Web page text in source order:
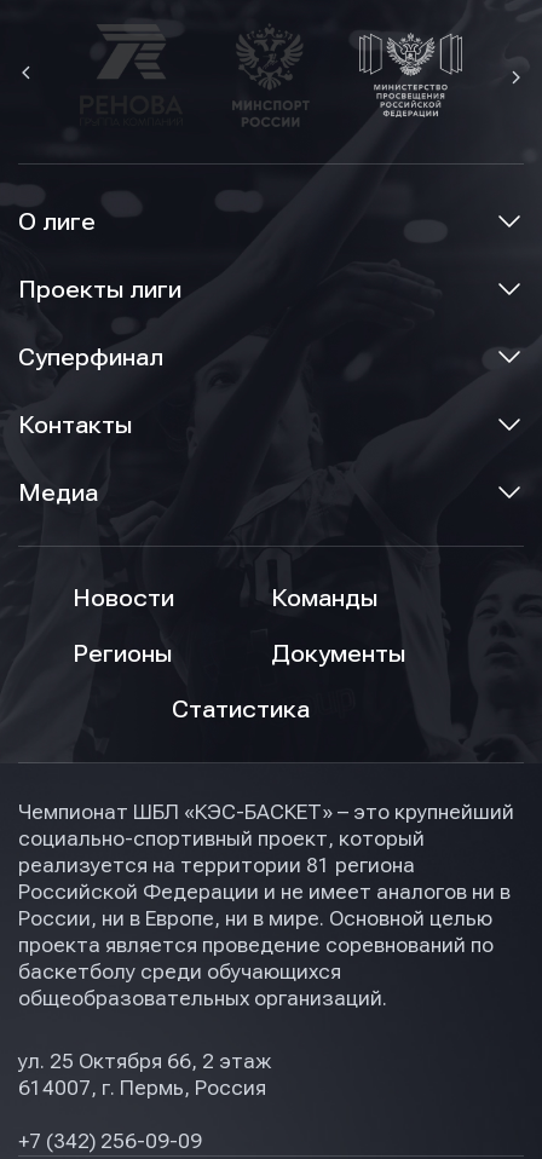
О лиге
Проекты лиги
Суперфинал
Контакты
Медиа
Новости
Команды
Регионы
Документы
Статистика
Чемпионат ШБЛ «КЭС-БАСКЕТ» – это крупнейший
социально-спортивный проект, который
реализуется на территории 81 региона
Российской Федерации и не имеет аналогов ни в
России, ни в Европе, ни в мире. Основной целью
проекта является проведение соревнований по
баскетболу среди обучающихся
общеобразовательных организаций.
ул. 25 Октября 66, 2 этаж
614007, г. Пермь, Россия
+7 (342) 256-09-09